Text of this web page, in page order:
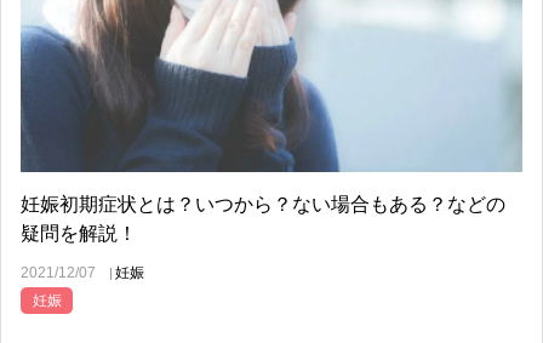
妊娠初期症状とは？いつから？ない場合もある？などの
疑問を解説！
2021/12/07
妊娠
妊娠